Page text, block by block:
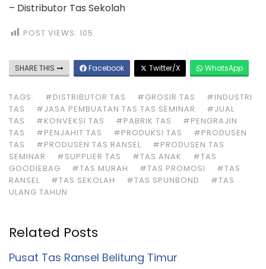
– Distributor Tas Sekolah
POST VIEWS: 105
SHARE THIS Facebook Twitter/X WhatsApp
TAGS: #DISTRIBUTOR TAS #GROSIR TAS
#INDUSTRI
TAS
#JASA PEMBUATAN TAS TAS SEMINAR
#JUAL
TAS
#KONVEKSI TAS #PABRIK TAS
#PENGRAJIN
TAS
#PENJAHIT TAS #PRODUKSI TAS
#PRODUSEN
TAS
#PRODUSEN TAS RANSEL
#PRODUSEN TAS
SEMINAR
#SUPPLIER TAS #TAS ANAK
#TAS
GOODIEBAG
#TAS MURAH #TAS PROMOSI
#TAS
RANSEL
#TAS SEKOLAH #TAS SPUNBOND
#TAS
ULANG TAHUN
Related Posts
Pusat Tas Ransel Belitung Timur